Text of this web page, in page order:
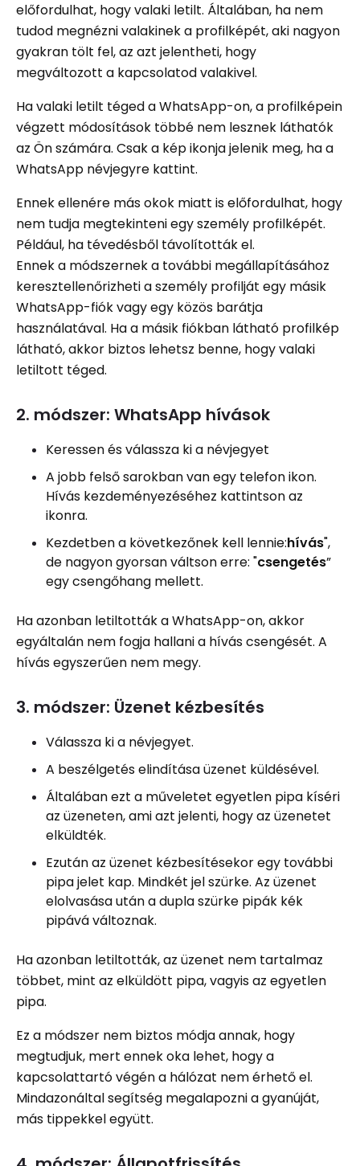
előfordulhat, hogy valaki letilt. Általában, ha nem
tudod megnézni valakinek a profilképét, aki nagyon
gyakran tölt fel, az azt jelentheti, hogy
megváltozott a kapcsolatod valakivel.
Ha valaki letilt téged a WhatsApp-on, a profilképein
végzett módosítások többé nem lesznek láthatók
az Ön számára. Csak a kép ikonja jelenik meg, ha a
WhatsApp névjegyre kattint.
Ennek ellenére más okok miatt is előfordulhat, hogy
nem tudja megtekinteni egy személy profilképét.
Például, ha tévedésből távolították el.
Ennek a módszernek a további megállapításához
keresztellenőrizheti a személy profilját egy másik
WhatsApp-fiók vagy egy közös barátja
használatával. Ha a másik fiókban látható profilkép
látható, akkor biztos lehetsz benne, hogy valaki
letiltott téged.
2. módszer: WhatsApp hívások
Keressen és válassza ki a névjegyet
A jobb felső sarokban van egy telefon ikon.
Hívás kezdeményezéséhez kattintson az
ikonra.
Kezdetben a következőnek kell lennie:hívás",
de nagyon gyorsan váltson erre: "csengetés”
egy csengőhang mellett.
Ha azonban letiltották a WhatsApp-on, akkor
egyáltalán nem fogja hallani a hívás csengését. A
hívás egyszerűen nem megy.
3. módszer: Üzenet kézbesítés
Válassza ki a névjegyet.
A beszélgetés elindítása üzenet küldésével.
Általában ezt a műveletet egyetlen pipa kíséri
az üzeneten, ami azt jelenti, hogy az üzenetet
elküldték.
Ezután az üzenet kézbesítésekor egy további
pipa jelet kap. Mindkét jel szürke. Az üzenet
elolvasása után a dupla szürke pipák kék
pipává változnak.
Ha azonban letiltották, az üzenet nem tartalmaz
többet, mint az elküldött pipa, vagyis az egyetlen
pipa.
Ez a módszer nem biztos módja annak, hogy
megtudjuk, mert ennek oka lehet, hogy a
kapcsolattartó végén a hálózat nem érhető el.
Mindazonáltal segítség megalapozni a gyanúját,
más tippekkel együtt.